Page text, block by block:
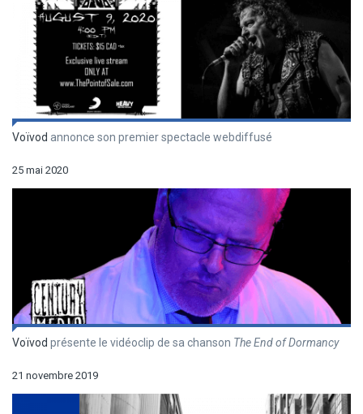
Voïvod annonce son premier spectacle webdiffusé
25 mai 2020
Voïvod présente le vidéoclip de sa chanson The End of Dormancy
21 novembre 2019